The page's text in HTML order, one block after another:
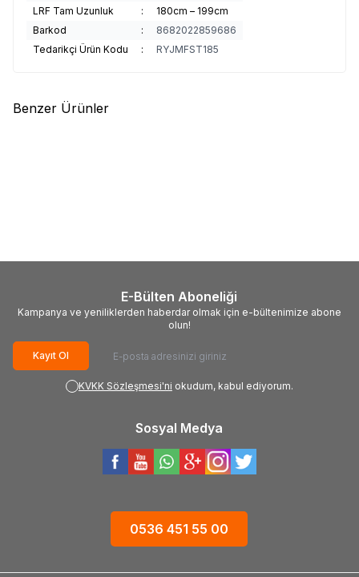
LRF Tam Uzunluk
:
180cm – 199cm
Barkod
:
8682022859686
Tedarikçi Ürün Kodu
: RYJMFST185
Benzer Ürünler
E-Bülten Aboneliği
Kampanya ve yeniliklerden haberdar olmak için e-bültenimize abone
olun!
Kayıt Ol
KVKK Sözleşmesi'ni okudum, kabul ediyorum.
Sosyal Medya
0536 451 55 00